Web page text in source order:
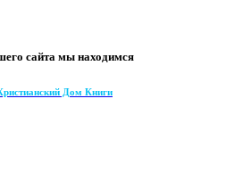
сайта мы находимся
Дом Книги